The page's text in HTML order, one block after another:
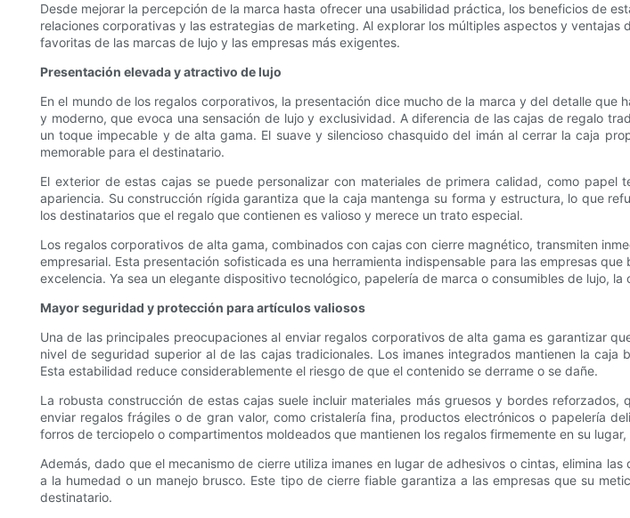
Desde mejorar la percepción de la marca hasta ofrecer una usabilidad práctica, los beneficios de
relaciones corporativas y las estrategias de marketing. Al explorar los múltiples aspectos y
favoritas de las marcas de lujo y las empresas más exigentes.
Presentación elevada y atractivo de lujo
En el mundo de los regalos corporativos, la presentación dice mucho de la marca y del detalle
y moderno, que evoca una sensación de lujo y exclusividad. A diferencia de las cajas de regalo
un toque impecable y de alta gama. El suave y silencioso chasquido del imán al cerrar la caja
memorable para el destinatario.
El exterior de estas cajas se puede personalizar con materiales de primera calidad, como
apariencia. Su construcción rígida garantiza que la caja mantenga su forma y estructura, lo que
los destinatarios que el regalo que contienen es valioso y merece un trato especial.
Los regalos corporativos de alta gama, combinados con cajas con cierre magnético, transmiten
empresarial. Esta presentación sofisticada es una herramienta indispensable para las empresas
excelencia. Ya sea un elegante dispositivo tecnológico, papelería de marca o consumibles de lujo,
Mayor seguridad y protección para artículos valiosos
Una de las principales preocupaciones al enviar regalos corporativos de alta gama es garantizar
nivel de seguridad superior al de las cajas tradicionales. Los imanes integrados mantienen la
Esta estabilidad reduce considerablemente el riesgo de que el contenido se derrame o se dañe.
La robusta construcción de estas cajas suele incluir materiales más gruesos y bordes
enviar regalos frágiles o de gran valor, como cristalería fina, productos electrónicos o papelería
forros de terciopelo o compartimentos moldeados que mantienen los regalos firmemente en su
Además, dado que el mecanismo de cierre utiliza imanes en lugar de adhesivos o cintas, elimina
a la humedad o un manejo brusco. Este tipo de cierre fiable garantiza a las empresas que su
destinatario.